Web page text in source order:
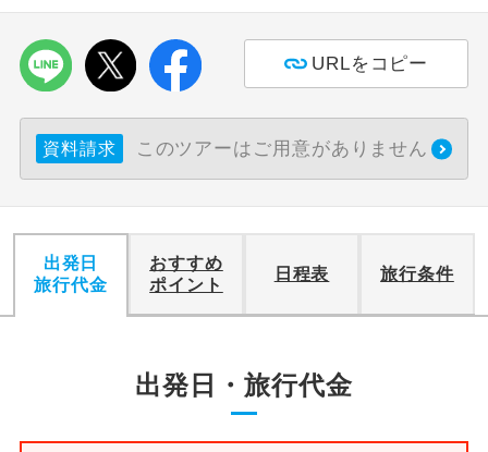
URLをコピー
資料請求 このツアーはご用意がありません
出発日
旅行代金
おすすめ
ポイント
日程表 旅行条件
出発日・旅行代金